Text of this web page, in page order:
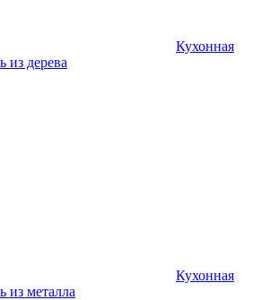
Кухонная
из дерева
Кухонная
из металла